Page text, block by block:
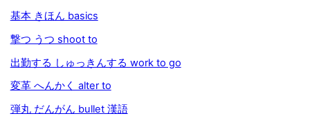
基本 きほん basics
撃つ うつ shoot to
出勤する しゅっきんする work to go
変革 へんかく alter to
弾丸 だんがん bullet 漢語